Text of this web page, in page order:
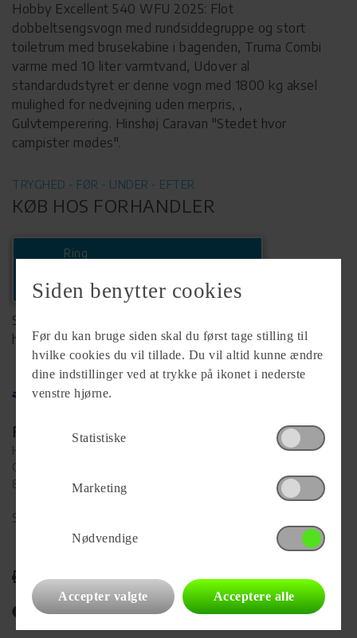
Hobby Excellent 540 WFU 2025: Flot
dobbeltsengsvogn med rundsiddegruppe og stort
toiletrum med brusekabine i bagenden, Truma Combi
varme med 10 liter varmtvand, Udover al
standardudstyret er denne vogn med 1800 kg aksel
mulighed for nedvejning uden merpris, ,
Gulvtemperering. Hinshøj Caravan "Stedet hvor
campister mødes".
TRYGHED - FØR - UNDER - EFTER
KØB HOS FORHANDLER
Ring
+45 86466072
Se komplet info på forhandlerens
hjemmeside
Forhandler
Hinshøj Caravan A/S
Gl. Viborgvej 392, Ålum
8920 Randers NV
Se alle
Udskriv
Del på Facebook
Siden benytter cookies
Før du kan bruge siden skal du først tage stilling til
hvilke cookies du vil tillade. Du vil altid kunne ændre
dine indstillinger ved at trykke på ikonet i nederste
venstre hjørne.
Statistiske
Marketing
Nødvendige
Accepter valgte Acceptere alle